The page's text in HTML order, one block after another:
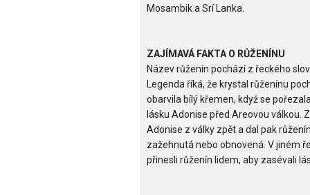
Mosambik a Srí Lanka.
ZAJÍMAVÁ FAKTA O RŮŽENÍNU
Název růženín pochází z řeckého
Legenda říká, že krystal růženínu
obarvila bílý křemen, když se
lásku Adonise před Areovou válkou.
Adonise z války zpět a dal pak
zažehnutá nebo obnovená. V jiném
přinesli růženín lidem, aby zasévali